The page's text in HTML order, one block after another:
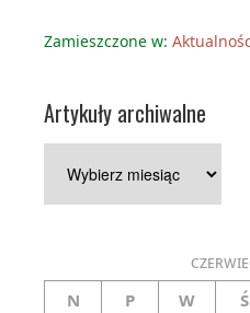
Zamieszczone w:
Artykuły archiwalne
archiwalne
N
P W Ś